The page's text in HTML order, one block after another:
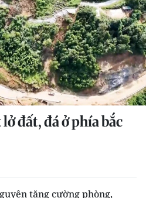
đất, đá ở phía bắc
tăng cường phòng,